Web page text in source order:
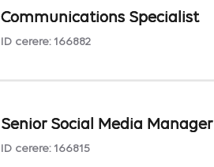
Communications Specialist
ID cerere: 166882
Senior Social Media Manager
ID cerere: 166815